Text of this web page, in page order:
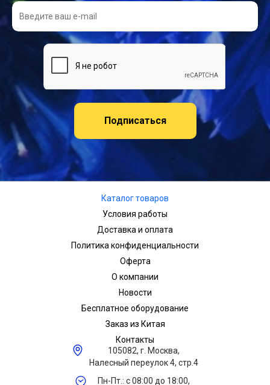
Подписаться
Каталог товаров
Условия работы
Доставка и оплата
Политика конфиденциальности
Оферта
О компании
Новости
Бесплатное оборудование
Заказ из Китая
Контакты
105082, г. Москва,
Налесный переулок 4, стр.4
Пн-Пт.: с 08:00 до 18:00,